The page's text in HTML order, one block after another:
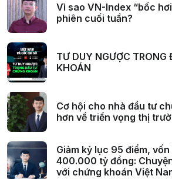
Vì sao VN-Index “bốc
phiên cuối tuần?
TƯ DUY NGƯỢC TRONG
KHOÁN
Cơ hội cho nhà đầu tư
hơn về triển vọng thị
Giảm kỷ lục 95 điểm,
400.000 tỷ đồng:
với chứng khoán Việt